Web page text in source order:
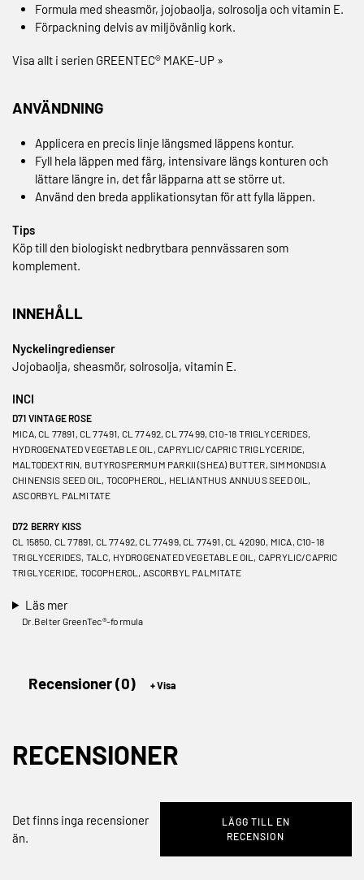
Formula med sheasmör, jojobaolja, solrosolja och vitamin E.
Förpackning delvis av miljövänlig kork.
Visa allt i serien GREENTEC® MAKE-UP »
ANVÄNDNING
Applicera en precis linje längsmed läppens kontur.
Fyll hela läppen med färg, intensivare längs konturen och
lättare längre in, det får läpparna att se större ut.
Använd den breda applikationsytan för att fylla läppen.
Tips
Köp till den biologiskt nedbrytbara pennvässaren som
komplement.
INNEHÅLL
Nyckelingredienser
Jojobaolja, sheasmör, solrosolja, vitamin E.
INCI
D71 VINTAGE ROSE
MICA, CL 77891, CL 77491, CL 77492, CL 77499, C10-18 TRIGLYCERIDES,
HYDROGENATED VEGETABLE OIL, CAPRYLIC/CAPRIC TRIGLYCERIDE,
MALTODEXTRIN, BUTYROSPERMUM PARKII (SHEA) BUTTER, SIMMONDSIA
CHINENSIS SEED OIL, TOCOPHEROL, HELIANTHUS ANNUUS SEED OIL,
ASCORBYL PALMITATE
D72 BERRY KISS
CL 15850, CL 77891, CL 77492, CL 77499, CL 77491, CL 42090, MICA, C10-18
TRIGLYCERIDES, TALC, HYDROGENATED VEGETABLE OIL, CAPRYLIC/CAPRIC
TRIGLYCERIDE, TOCOPHEROL, ASCORBYL PALMITATE
Läs mer
Dr.Belter GreenTec®-formula
Recensioner (0)
RECENSIONER
Det finns inga recensioner
än.
LÄGG TILL EN
RECENSION